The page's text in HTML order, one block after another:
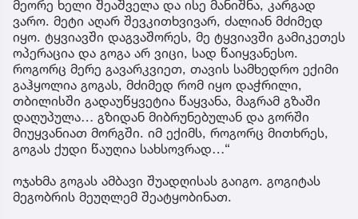
მეორე ხელი შეაშველა და ისე მანიშნა, კარგად
ვარო. მეტი აღარ შევკითხვივარ, ძალიან მძიმედ
იყო. ტყვიავში დაგვაშორეს, მე ტყვიავში გამიკეთეს
ოპერაცია და გოგა არ ვიცი, სად წაიყვანესო.
როგორც მერე გავარკვიეთ, თავის სამხედრო ექიმი
გაჰყოლია გოგას, მძიმედ რომ იყო დაჭრილი,
თბილისში გადაუწყვეტია წაყვანა, მაგრამ გზაში
დაღუპულა… გზიდან მიბრუნებულან და გორში
მიუყვანიათ მორგში. იმ ექიმს, როგორც მითხრეს,
გოგას ქუდი წაუღია სახსოვრად…“
ოჯახმა გოგას ამბავი შუადღისას გაიგო. გოგიტას
მეგობრის მეუღლემ შეატყობინათ.